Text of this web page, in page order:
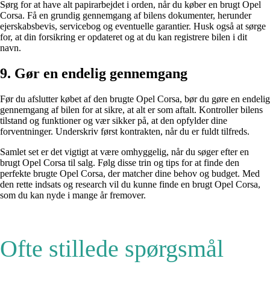
Sørg for at have alt papirarbejdet i orden, når du køber en brugt Opel
Corsa. Få en grundig gennemgang af bilens dokumenter, herunder
ejerskabsbevis, servicebog og eventuelle garantier. Husk også at sørge
for, at din forsikring er opdateret og at du kan registrere bilen i dit
navn.
9. Gør en endelig gennemgang
Før du afslutter købet af den brugte Opel Corsa, bør du gøre en endelig
gennemgang af bilen for at sikre, at alt er som aftalt. Kontroller bilens
tilstand og funktioner og vær sikker på, at den opfylder dine
forventninger. Underskriv først kontrakten, når du er fuldt tilfreds.
Samlet set er det vigtigt at være omhyggelig, når du søger efter en
brugt Opel Corsa til salg. Følg disse trin og tips for at finde den
perfekte brugte Opel Corsa, der matcher dine behov og budget. Med
den rette indsats og research vil du kunne finde en brugt Opel Corsa,
som du kan nyde i mange år fremover.
Ofte stillede spørgsmål